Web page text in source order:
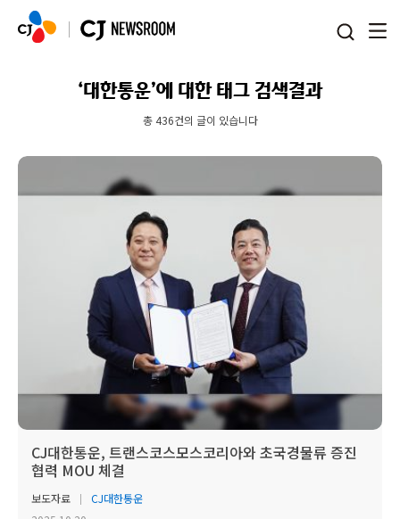
‘대한통운’에 대한 태그 검색결과
총 436건의 글이 있습니다
CJ대한통운, 트랜스코스모스코리아와 초국경물류 증진
협력 MOU 체결
보도자료
CJ대한통운